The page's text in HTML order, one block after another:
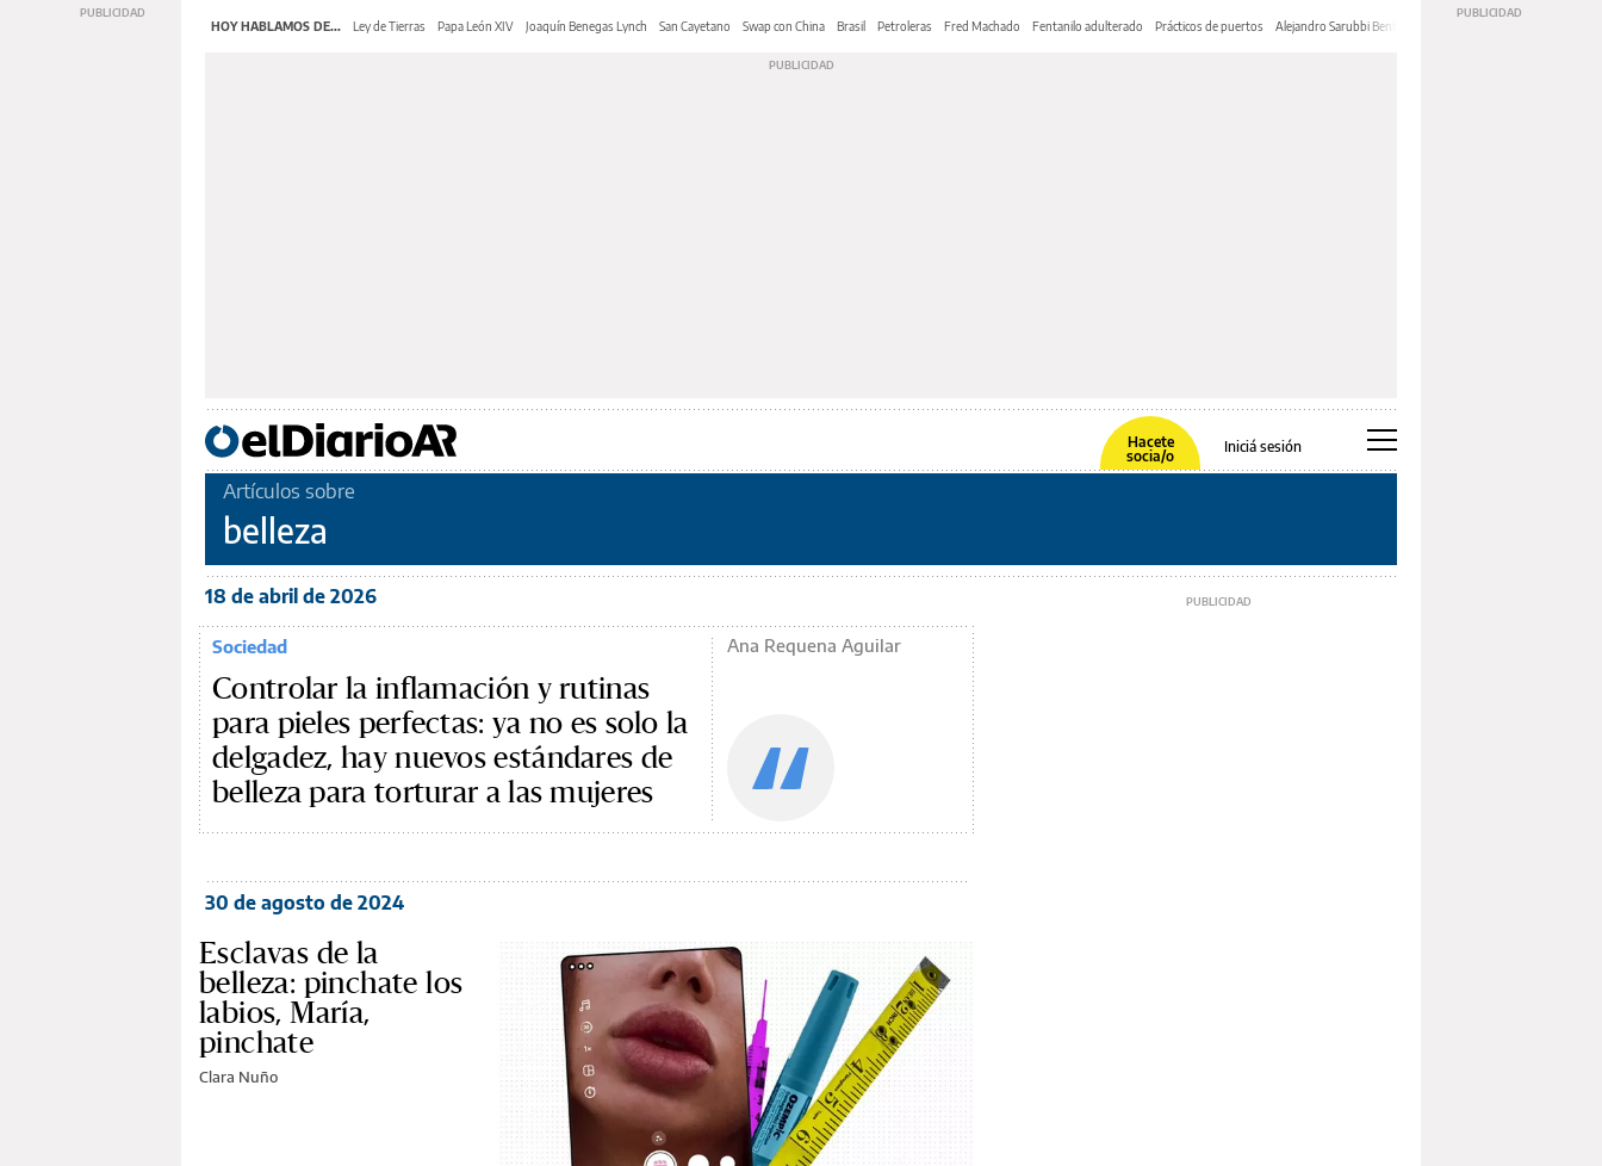
HOY HABLAMOS DE... Ley de Tierras Papa León XIV Joaquín Benegas Lynch San Cayetano Swap con China Brasil Petroleras Fred Machado Fentanilo adulterado Prácticos de puertos Alejandro Sarubbi Benítez
Hacete
socia/o
Iniciá sesión
Artículos sobre
belleza
18 de abril de 2026
Sociedad
Controlar la inflamación y rutinas
para pieles perfectas: ya no es solo la
delgadez, hay nuevos estándares de
belleza para torturar a las mujeres
Ana Requena Aguilar
30 de agosto de 2024
Esclavas de la
belleza: pinchate los
labios, María,
pinchate
Clara Nuño